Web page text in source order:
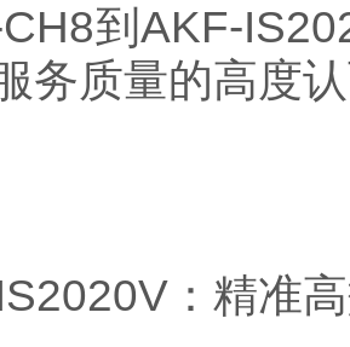
到AKF-
务质量的高度
：精准